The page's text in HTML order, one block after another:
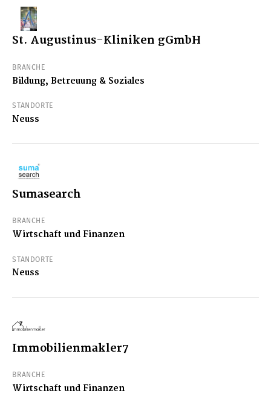
St. Augustinus-Kliniken gGmbH
BRANCHE
Bildung, Betreuung & Soziales
STANDORTE
Neuss
Sumasearch
BRANCHE
Wirtschaft und Finanzen
STANDORTE
Neuss
Immobilienmakler7
BRANCHE
Wirtschaft und Finanzen